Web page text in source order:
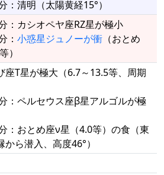
：清明（太陽黄経15°）
：カシオペヤ座RZ星が極小
： 小惑星ジュノーが衝 （おとめ
）
座T星が極大（6.7～13.5等、周期
：ペルセウス座β星アルゴルが極
：おとめ座ν星（4.0等）の食（東
から潜入、高度46°）